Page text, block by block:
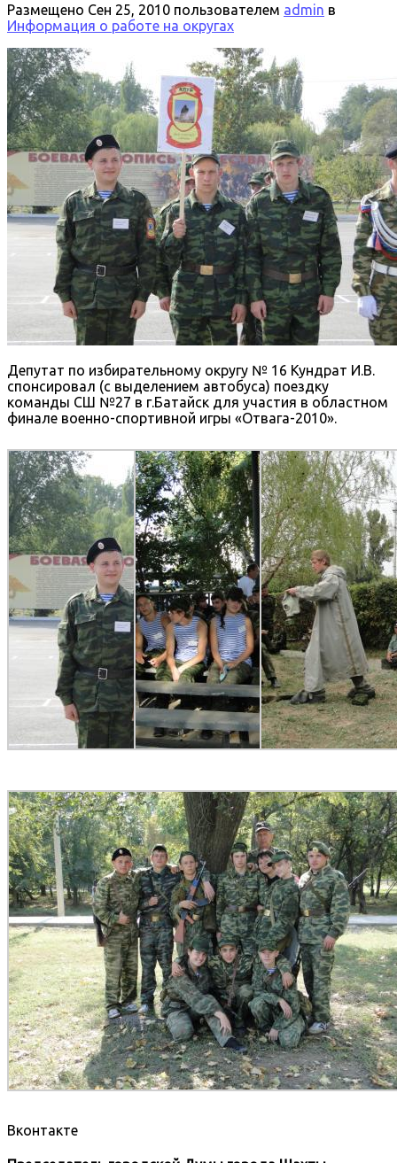
Размещено Сен 25, 2010 пользователем admin в
Информация о работе на округах
Депутат по избирательному округу № 16 Кундрат И.В.
спонсировал (с выделением автобуса) поездку
команды СШ №27 в г.Батайск для участия в областном
финале военно-спортивной игры «Отвага-2010».
Вконтакте